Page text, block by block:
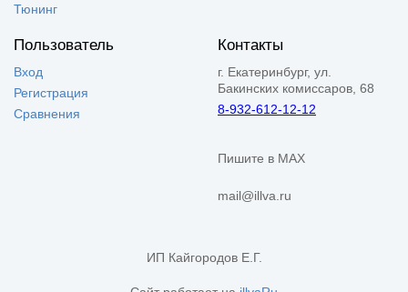
Тюнинг
Пользователь
Вход
Регистрация
Сравнения
Контакты
г. Екатеринбург, ул.
Бакинских комиссаров, 68
8-932-612-12-12
Пишите в MAX
mail@illva.ru
ИП Кайгородов Е.Г.